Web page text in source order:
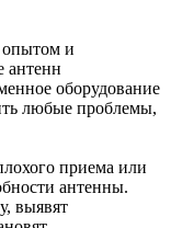
и
антенн
оборудование
любые проблемы,
приема или
антенны.
выявят